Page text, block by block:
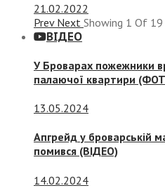
21.02.2022
Prev Next Showing 1 Of 19
ВІДЕО
У Броварах пожежники
палаючої квартири
13.05.2024
Апгрейд у броварській
помився (ВІДЕО)
14.02.2024